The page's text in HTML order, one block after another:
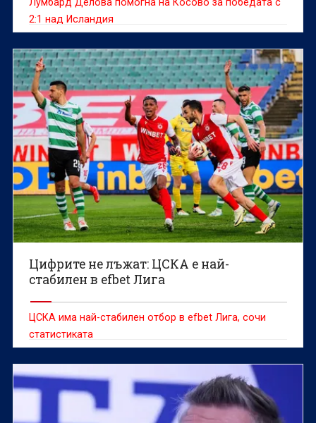
2:1 над Исландия
Цифрите не лъжат: ЦСКА е най-
стабилен в efbet Лига
ЦСКА има най-стабилен отбор в efbet Лига, сочи
статистиката